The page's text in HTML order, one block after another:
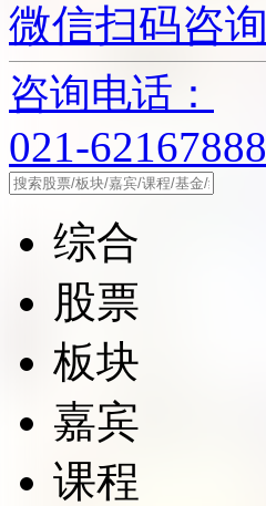
微信扫码咨询
咨询电话：
021-62167888
综合
股票
板块
嘉宾
课程